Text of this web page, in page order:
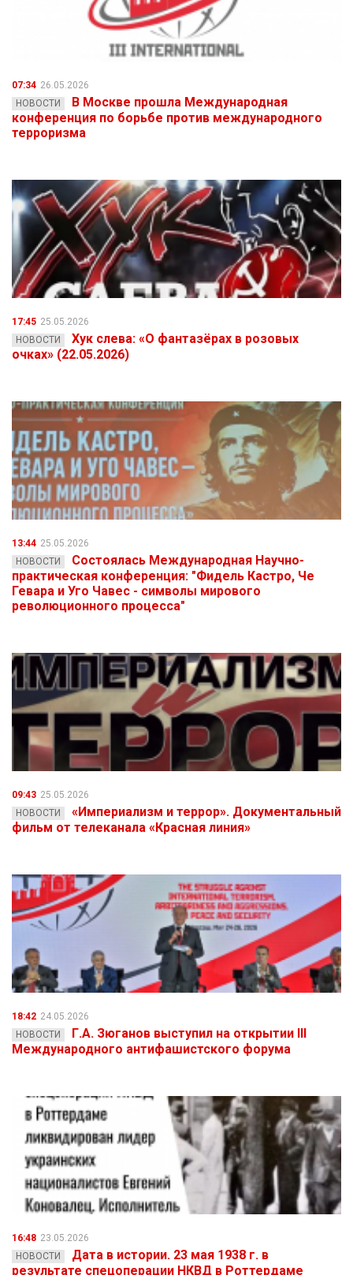
07:34 26.05.2026
НОВОСТИ
В Москве прошла Международная
конференция по борьбе против международного
терроризма
17:45 25.05.2026
НОВОСТИ
Хук слева: «О фантазёрах в розовых
очках» (22.05.2026)
13:44 25.05.2026
НОВОСТИ
Состоялась Международная Научно-
практическая конференция: "Фидель Кастро, Че
Гевара и Уго Чавес - символы мирового
революционного процесса"
09:43 25.05.2026
НОВОСТИ
«Империализм и террор». Документальный
фильм от телеканала «Красная линия»
18:42 24.05.2026
НОВОСТИ
Г.А. Зюганов выступил на открытии III
Международного антифашистского форума
16:48 23.05.2026
НОВОСТИ
Дата в истории. 23 мая 1938 г. в
результате спецоперации НКВД в Роттердаме